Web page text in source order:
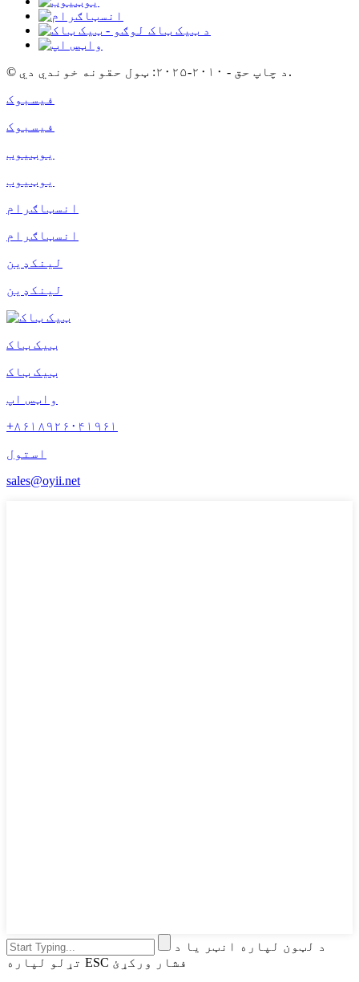
© د چاپ حق - ۲۰۱۰-۲۰۲۵: ټول حقونه خوندي دي.
فیسبوک
فیسبوک
یوټیوب
یوټیوب
انسټاګرام
انسټاګرام
لینکډین
لینکډین
ټیک ټاک
ټیک ټاک
واټس اپ
+۸۶۱۸۹۲۶۰۴۱۹۶۱
استول
sales@oyii.net
د لټون لپاره انټر یا د
تړلو لپاره ESC فشار ورکړئ